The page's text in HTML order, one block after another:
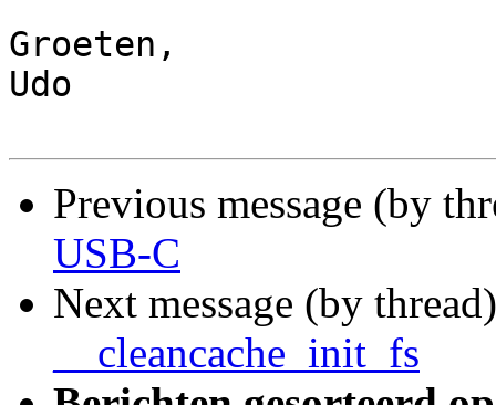
Groeten,
Udo
Previous message (by
USB-C
Next message (by
__cleancache_init_fs